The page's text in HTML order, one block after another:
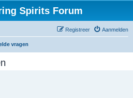
Spirits Forum
Aanmelden
Registreer
vragen